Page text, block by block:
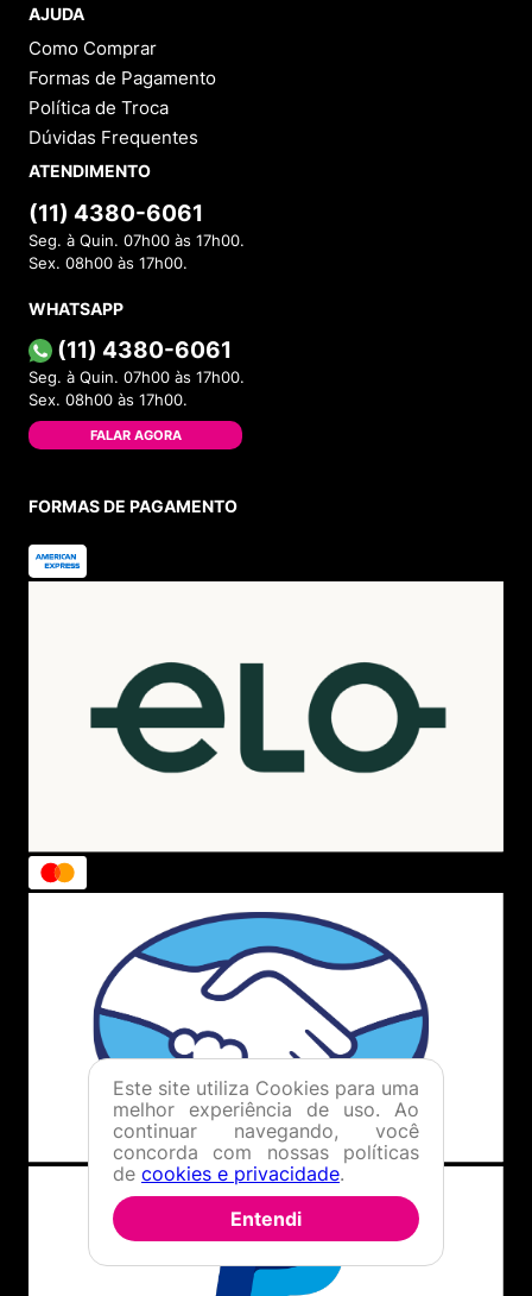
AJUDA
Como Comprar
Formas de Pagamento
Política de Troca
Dúvidas Frequentes
ATENDIMENTO
(11) 4380-6061
Seg. à Quin. 07h00 às 17h00.
Sex. 08h00 às 17h00.
WHATSAPP
(11) 4380-6061
Seg. à Quin. 07h00 às 17h00.
Sex. 08h00 às 17h00.
FALAR AGORA
FORMAS DE PAGAMENTO
Este site utiliza Cookies para uma
melhor experiência de uso. Ao
continuar navegando, você
concorda com nossas políticas
de cookies e privacidade.
Entendi